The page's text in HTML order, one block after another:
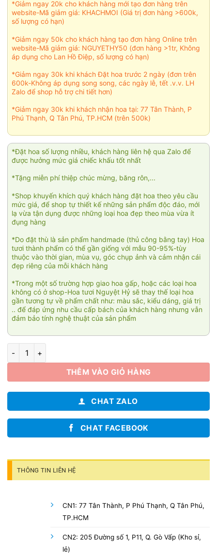
*Giảm ngay 20k cho khách hàng mới tạo đơn hàng trên
website-Mã giảm giá: KHACHMOI (Giá trị đơn hàng >600k,
số lượng có hạn)
*Giảm ngay 50k cho khách hàng tạo đơn hàng Online trên
website-Mã giảm giá: NGUYETHY50 (đơn hàng >1tr, Không
áp dụng cho Lan Hồ Điệp, số lượng có hạn)
*Giảm ngay 30k khi khách Đặt hoa trước 2 ngày (đơn trên
600k-Không áp dụng song song, các ngày lễ, tết .v.v. LH
Zalo để shop hỗ trợ chi tiết hơn)
*Giảm ngay 30k khi khách nhận hoa tại: 77 Tân Thành, P
Phú Thạnh, Q Tân Phú, TP.HCM (trên 500k)
*Đặt hoa số lượng nhiều, khách hàng liên hệ qua Zalo để
được hưởng mức giá chiếc khấu tốt nhất
*Tặng miễn phí thiệp chúc mừng, băng rôn,...
*Shop khuyến khích quý khách hàng đặt hoa theo yêu cầu
mức giá, để shop tự thiết kế những sản phẩm độc đáo, mới
lạ vừa tận dụng được những loại hoa đẹp theo mùa vừa ít
đụng hàng
*Do đặt thù là sản phẩm handmade (thủ công bằng tay) Hoa
tươi thành phẩm có thể gần giống với mẫu 90-95%-tùy
thuộc vào thời gian, mùa vụ, góc chụp ảnh và cảm nhận cái
đẹp riêng của mỗi khách hàng
*Trong một số trường hợp giao hoa gấp, hoặc các loại hoa
không có ở shop-Hoa tươi Nguyệt Hỷ sẽ thay thế loại hoa
gần tương tự về phẩm chất như: màu sắc, kiểu dáng, giá trị
.. để đáp ứng nhu cầu cấp bách của khách hàng nhưng vẫn
đảm bảo tính nghệ thuật của sản phẩm
Thương thầm 01 số lượng
THÊM VÀO GIỎ HÀNG
CHAT ZALO
CHAT FACEBOOK
THÔNG TIN LIÊN HỆ
CN1: 77 Tân Thành, P Phú Thạnh, Q Tân Phú,
TP.HCM
CN2: 205 Đường số 1, P11, Q. Gò Vấp (Kho sỉ,
lẻ)